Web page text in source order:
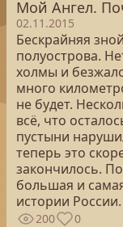
Мой Ангел.
02.11.2015
Бескрайняя
полуострова.
холмы и
много
не будет.
всё, что
пустыни
теперь это
закончилось.
большая и
истории России.
200 0